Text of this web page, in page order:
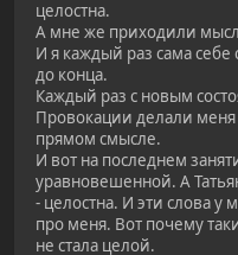
целостна.
А мне же приходили
И я каждый раз сама себе
до конца.
Каждый раз с новым
Провокации делали
прямом смысле.
И вот на последнем
уравновешенной. А
- целостна. И эти слова
про меня. Вот почему
не стала целой.